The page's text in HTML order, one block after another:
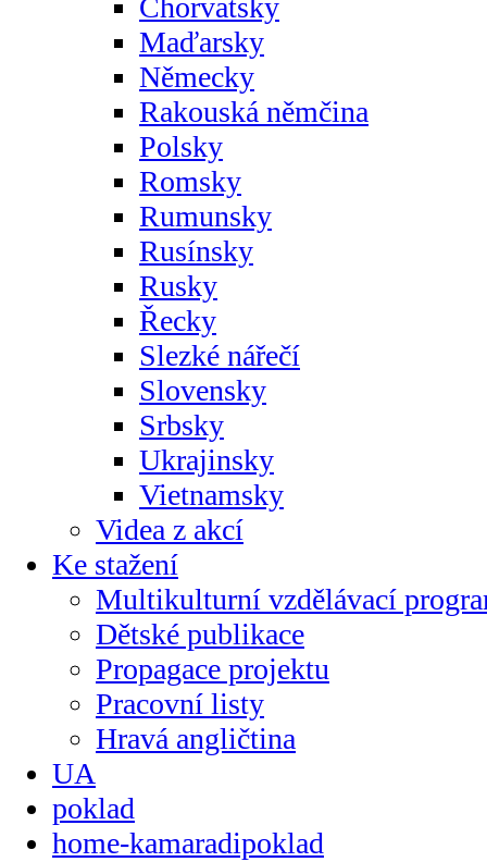
Chorvatsky
Maďarsky
Německy
Rakouská němčina
Polsky
Romsky
Rumunsky
Rusínsky
Rusky
Řecky
Slezké nářečí
Slovensky
Srbsky
Ukrajinsky
Vietnamsky
Videa z akcí
Ke stažení
Multikulturní vzdělávací
Dětské publikace
Propagace projektu
Pracovní listy
Hravá angličtina
UA
poklad
home-kamaradipoklad